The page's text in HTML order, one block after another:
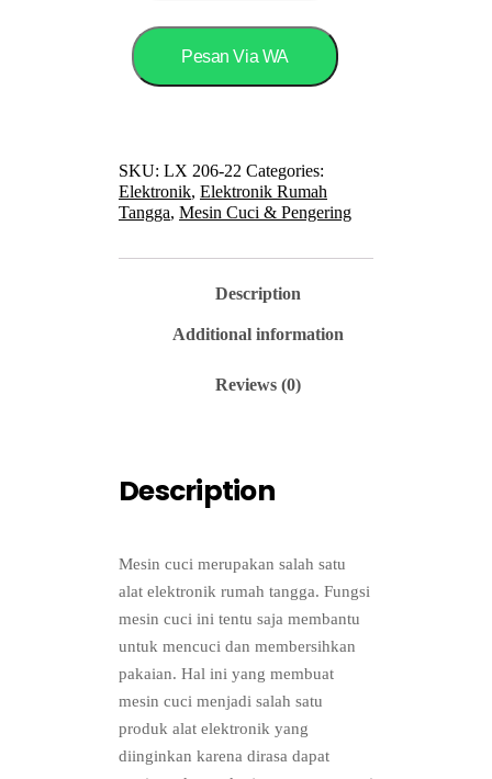
22
quantity
Pesan Via WA
SKU: LX 206-22 Categories:
Elektronik, Elektronik Rumah
Tangga, Mesin Cuci & Pengering
Description
Additional information
Reviews (0)
Description
Mesin cuci merupakan salah satu
alat elektronik rumah tangga. Fungsi
mesin cuci ini tentu saja membantu
untuk mencuci dan membersihkan
pakaian. Hal ini yang membuat
mesin cuci menjadi salah satu
produk alat elektronik yang
diinginkan karena dirasa dapat